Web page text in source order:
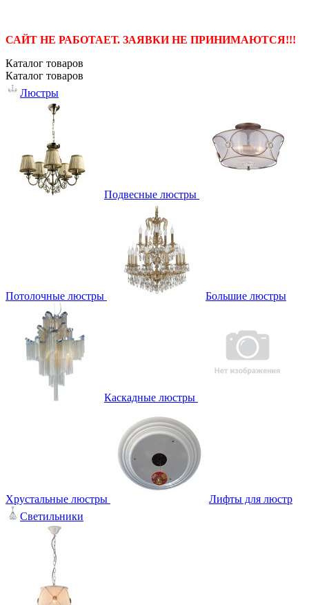
САЙТ НЕ РАБОТАЕТ. ЗАЯВКИ НЕ ПРИНИМАЮТСЯ!!!
Каталог товаров
Каталог товаров
Люстры
Подвесные люстры
Потолочные люстры Большие люстры
Каскадные люстры
Хрустальные люстры
Лифты для люстр
Светильники